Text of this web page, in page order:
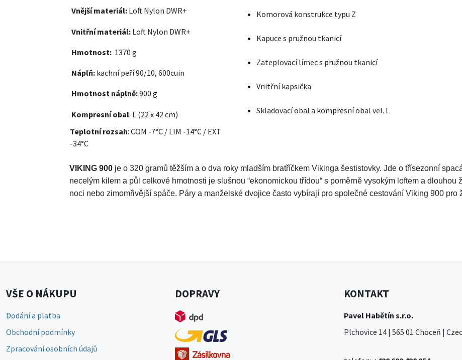
Komorová konstrukce typu Z
Kapuce s pružnou tkanicí
Zateplovací límec s pružnou tkanicí
Vnitřní kapsička
Skladovací obal a kompresní obal vel. L
Vnější materiál: Loft Nylon DWR+
Vnitřní materiál: Loft Nylon DWR+
Hmotnost: 1370 g
Náplň: kachní peří 90/10, 600cuin
Hmotnost náplně:900 g
Kompresní obal: L (22 x 42 cm)
Teplotní rozsah: COM -7°C / LIM -14°C / EXT
-34°C
VIKING 900 je o 320 gramů těžším a o dva roky mladším bratříčkem Vikinga šestistovky. Jde o třísezonní
necelým kilem a půl celkové hmotnosti je slušnou “ekonomickou třídou“ s poměrně vysokým loftem a
noci nebo zimomřivější spáče. Páry a manželské dvojice často vybírají pro společné cestování Viking 900 pro
VŠE O NÁKUPU
Dodání a platba
Obchodní podmínky
Zpracování osobních údajů
DOPRAVY KONTAKT
Pavel Habětín s.r.o.
Plchovice 14 | 565 01 Choceň |